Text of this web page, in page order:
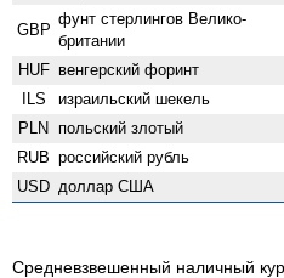
GBP
фунт стерлингов Велико­
британии
HUF венгерский форинт
ILS израильский шекель
PLN польский злотый
RUB российский рубль
USD доллар США
Средневзвешенный наличный